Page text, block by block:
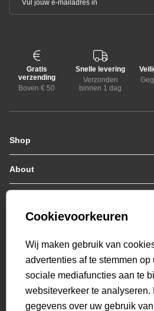
Gratis
verzending
Boven € 50
Snelle levering
Verzonden
binnen 1 dag
Shop
Zomerjassen
Jassen / Coats
Colberts
Hoodies
Polo's
T-shirts
Overshirts
Overhemden
Sweatpants
About
Who we are
Genti X PSV
Bestellen & Betalen
Retourneren
Veelgestelde vragen
Mijn Account
beoordelingen
Cookievoorkeuren
Wij maken gebruik van
advertenties af te stemmen op
sociale mediafuncties aan te
websiteverkeer te
gegevens over uw gebruik